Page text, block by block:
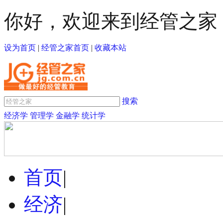
你好，欢迎来到经管之家
设为首页 | 经管之家首页 | 收藏本站
搜索
经济学 管理学 金融学 统计学
首页|
经济|